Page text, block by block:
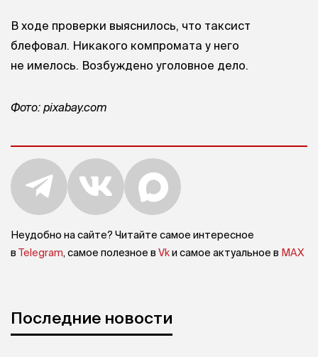
В ходе проверки выяснилось, что таксист
блефовал. Никакого компромата у него
не имелось. Возбуждено уголовное дело.
Фото: рixabay.com
Неудобно на сайте? Читайте самое интересное
в Telegram, самое полезное в Vkи самое актуальное в MAX
Последние новости